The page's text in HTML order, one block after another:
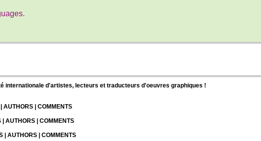
internationale d'artistes, lecteurs et traducteurs d'oeuvres graphiques !
AUTHORS | COMMENTS
| AUTHORS | COMMENTS
| AUTHORS | COMMENTS